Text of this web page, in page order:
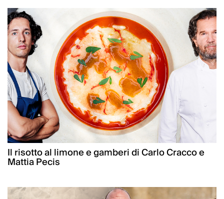
Il risotto al limone e gamberi di Carlo Cracco e
Mattia Pecis